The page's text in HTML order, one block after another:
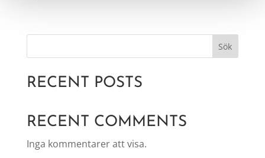
Sök
RECENT POSTS
RECENT COMMENTS
Inga kommentarer att visa.